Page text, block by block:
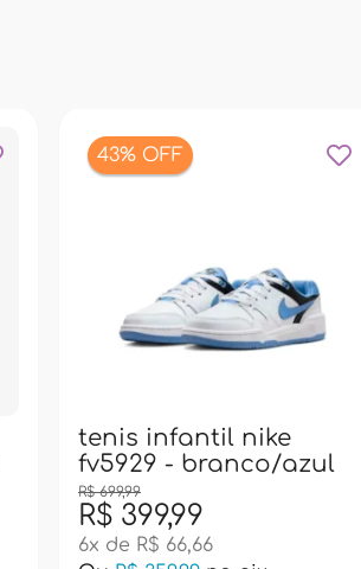
43% OFF
tenis infantil nike
fv5929 - branco/azul
R$ 399,99
R$ 699,99
6x de R$ 66,66